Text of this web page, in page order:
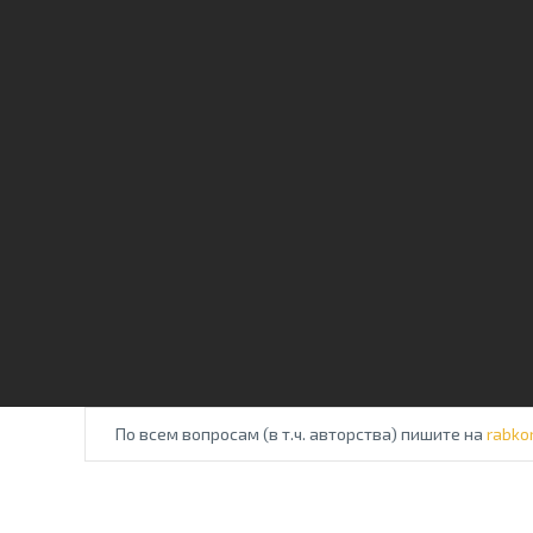
По всем вопросам (в т.ч. авторства) пишите на